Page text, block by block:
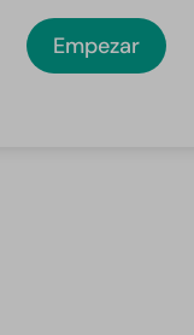
Empezar